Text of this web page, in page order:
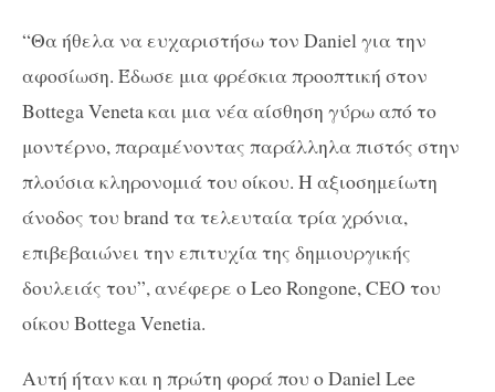
“Θα ήθελα να ευχαριστήσω τον Daniel για την
αφοσίωση. Έδωσε μια φρέσκια προοπτική στον
Bottega Veneta και μια νέα αίσθηση γύρω από το
μοντέρνο, παραμένοντας παράλληλα πιστός στην
πλούσια κληρονομιά του οίκου. Η αξιοσημείωτη
άνοδος του brand τα τελευταία τρία χρόνια,
επιβεβαιώνει την επιτυχία της δημιουργικής
δουλειάς του”, ανέφερε o Leo Rongone, CEO του
οίκου Bottega Venetia.
Αυτή ήταν και η πρώτη φορά που ο Daniel Lee